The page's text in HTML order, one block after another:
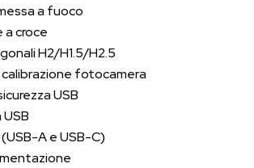
a fuoco
a croce
H2/H1.5/H2.5
fotocamera
USB
A e USB-C)